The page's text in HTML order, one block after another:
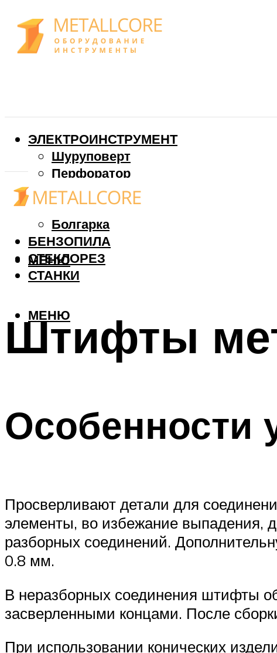
ЭЛЕКТРОИНСТРУМЕНТ
Шуруповерт
Перфоратор
Дрель
Фрезер
Болгарка
БЕНЗОПИЛА
СТЕКЛОРЕЗ
СТАНКИ
МЕНЮ
МЕНЮ
Штифты
Особенности
Просверливают детали для
элементы, во избежание выпадения,
разборных соединений.
0.8 мм.
В неразборных соединения штифты
засверленными концами. После
При использовании конических